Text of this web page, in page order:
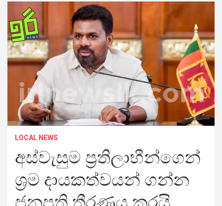
LOCAL NEWS
අස්වැසුම ප්‍රතිලාභීන්ගෙන්
ශ්‍රම දායකත්වයන් ගන්න